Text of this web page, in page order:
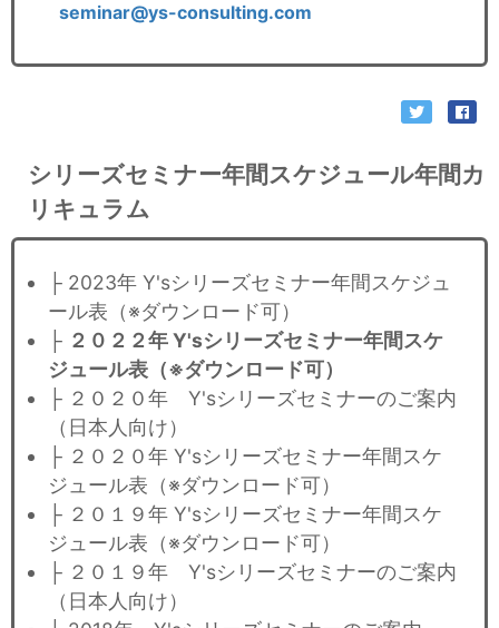
seminar@ys-consulting.com
シリーズセミナー年間スケジュール年間カ
リキュラム
├ 2023年 Y'sシリーズセミナー年間スケジュ
ール表（※ダウンロード可）
├ ２０２２年 Y'sシリーズセミナー年間スケ
ジュール表（※ダウンロード可）
├ ２０２０年 Y'sシリーズセミナーのご案内
（日本人向け）
├ ２０２０年 Y'sシリーズセミナー年間スケ
ジュール表（※ダウンロード可）
├ ２０１９年 Y'sシリーズセミナー年間スケ
ジュール表（※ダウンロード可）
├ ２０１９年 Y'sシリーズセミナーのご案内
（日本人向け）